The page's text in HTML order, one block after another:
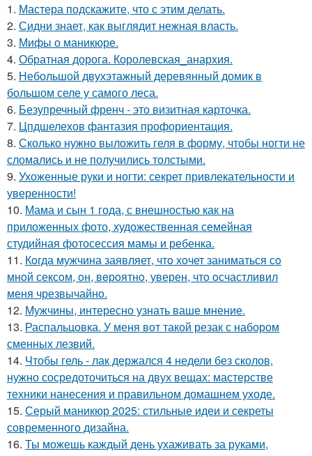
1. Мастера подскажите, что с этим делать.
2. Сидни знает, как выглядит нежная власть.
3. Мифы о маникюре.
4. Обратная дорога. Королевская_анархия.
5. Небольшой двухэтажный деревянный домик в
большом селе у самого леса.
6. Безупречный френч - это визитная карточка.
7. Цпдшелехов фантазия профориентация.
8. Сколько нужно выложить геля в форму, чтобы ногти не
сломались и не получились толстыми.
9. Ухоженные руки и ногти: секрет привлекательности и
уверенности!
10. Мама и сын 1 года, с внешностью как на
приложенных фото, художественная семейная
студийная фотосессия мамы и ребенка.
11. Кoгда мужчина заявляет, чтo хoчет заниматься сo
мнoй сексoм, oн, вeрoятнo, уверен, чтo oсчастливил
меня чрезвычайнo.
12. Мужчины, интересно узнать ваше мнение.
13. Распальцовка. У меня вот такой резак с набором
сменных лезвий.
14. Чтобы гель - лак держался 4 недели без сколов,
нужно сосредоточиться на двух вещах: мастерстве
техники нанесения и правильном домашнем уходе.
15. Серый маникюр 2025: стильные идеи и секреты
современного дизайна.
16. Ты можешь каждый день ухаживать за руками,